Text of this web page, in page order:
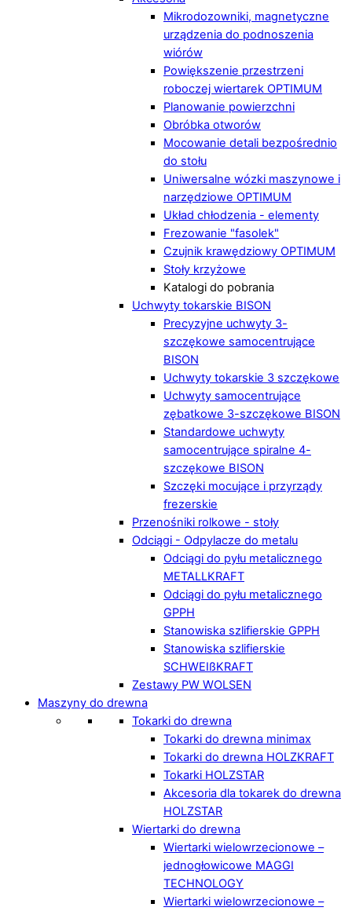
Mikrodozowniki, magnetyczne
urządzenia do podnoszenia
wiórów
Powiększenie przestrzeni
roboczej wiertarek OPTIMUM
Planowanie powierzchni
Obróbka otworów
Mocowanie detali bezpośrednio
do stołu
Uniwersalne wózki maszynowe i
narzędziowe OPTIMUM
Układ chłodzenia - elementy
Frezowanie "fasolek"
Czujnik krawędziowy OPTIMUM
Stoły krzyżowe
Katalogi do pobrania
Uchwyty tokarskie BISON
Precyzyjne uchwyty 3-
szczękowe samocentrujące
BISON
Uchwyty tokarskie 3 szczękowe
Uchwyty samocentrujące
zębatkowe 3-szczękowe BISON
Standardowe uchwyty
samocentrujące spiralne 4-
szczękowe BISON
Szczęki mocujące i przyrządy
frezerskie
Przenośniki rolkowe - stoły
Odciągi - Odpylacze do metalu
Odciągi do pyłu metalicznego
METALLKRAFT
Odciągi do pyłu metalicznego
GPPH
Stanowiska szlifierskie GPPH
Stanowiska szlifierskie
SCHWEIßKRAFT
Zestawy PW WOLSEN
Maszyny do drewna
Tokarki do drewna
Tokarki do drewna minimax
Tokarki do drewna HOLZKRAFT
Tokarki HOLZSTAR
Akcesoria dla tokarek do drewna
HOLZSTAR
Wiertarki do drewna
Wiertarki wielowrzecionowe –
jednogłowicowe MAGGI
TECHNOLOGY
Wiertarki wielowrzecionowe –